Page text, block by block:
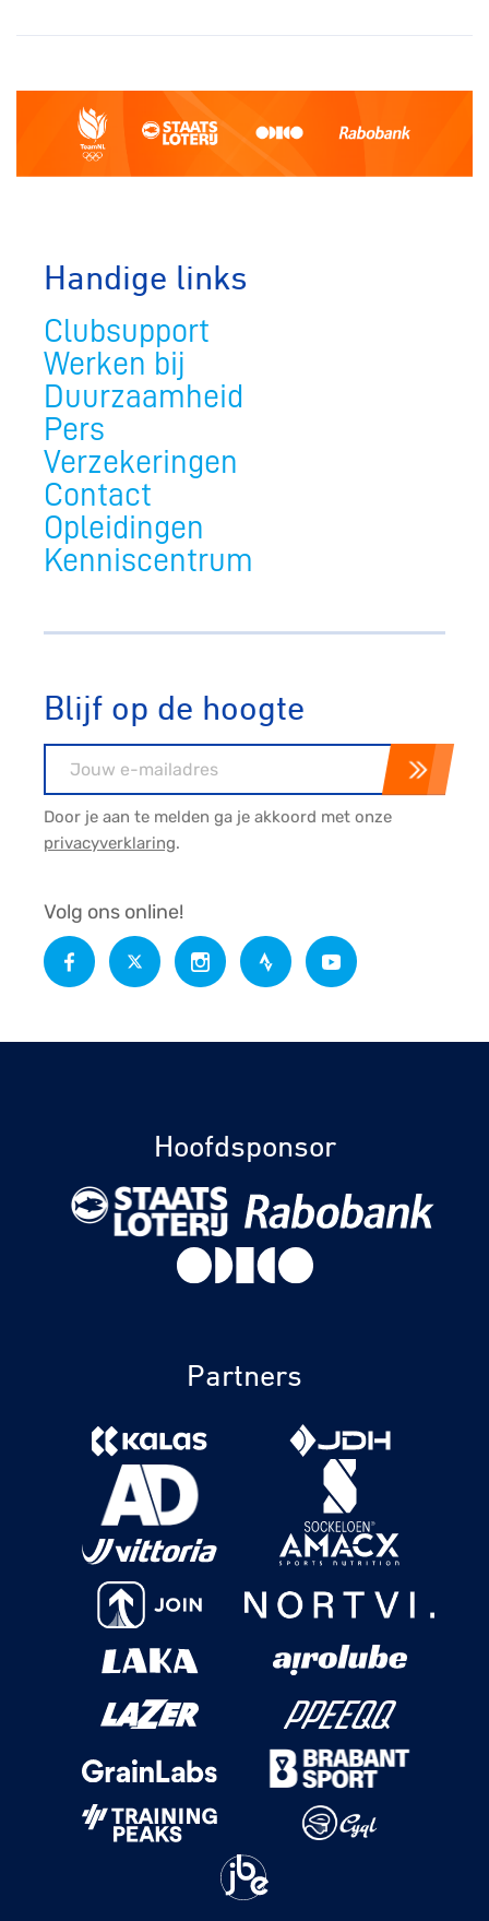
Handige links
Clubsupport
Werken bij
Duurzaamheid
Pers
Verzekeringen
Contact
Opleidingen
Kenniscentrum
Blijf op de hoogte
Door je aan te melden ga je akkoord met onze
privacyverklaring.
Volg ons online!
Hoofdsponsor
Partners